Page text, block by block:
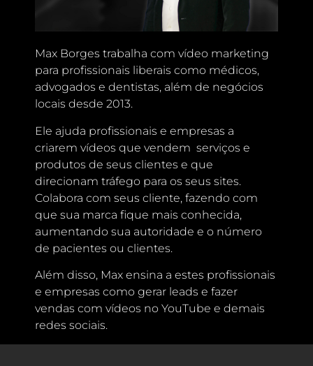
Max Borges trabalha com vídeo marketing
para profissionais liberais como médicos,
advogados e dentistas, além de negócios
locais desde 2013.
Ele ajuda profissionais e empresas a
criarem vídeos que vendem serviços e
produtos de seus clientes e que
direcionam tráfego para os seus sites.
Colabora com seus cliente, fazendo com
que sua marca fique mais conhecida,
aumentando sua autoridade e o número
de pacientes ou clientes.
Além disso, Max ensina a estes profissionais
e empresas como gerar leads e fazer
vendas com vídeos no YouTube e demais
redes sociais.